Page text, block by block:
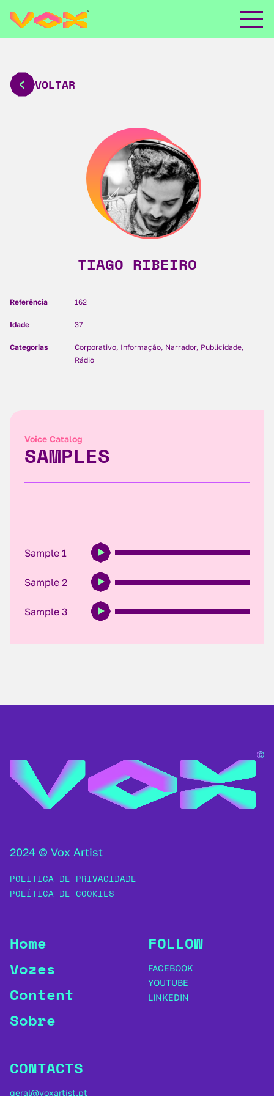
VOLTAR
TIAGO RIBEIRO
Referência 162
Idade 37
Categorias
Corporativo, Informação, Narrador, Publicidade,
Rádio
Voice Catalog
SAMPLES
Sample 1
Sample 2
Sample 3
2024 © Vox Artist
POLÍTICA DE PRIVACIDADE
POLÍTICA DE COOKIES
Home
Vozes
Content
Sobre
FOLLOW
FACEBOOK
YOUTUBE
LINKEDIN
CONTACTS
geral@voxartist.pt